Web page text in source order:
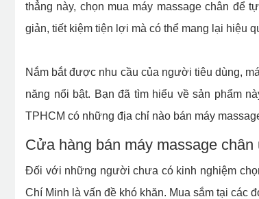
thẳng này, chọn mua máy massage chân để
giản, tiết kiệm tiện lợi mà có thể mang lại hiệu
Nắm bắt được nhu cầu của người tiêu dùng,
năng nổi bật. Bạn đã tìm hiểu về sản phẩm
TPHCM có những địa chỉ nào bán máy
Cửa hàng bán máy massage
Đối với những người chưa có kinh nghiệm
Chí Minh là vấn đề khó khăn. Mua sắm tại các